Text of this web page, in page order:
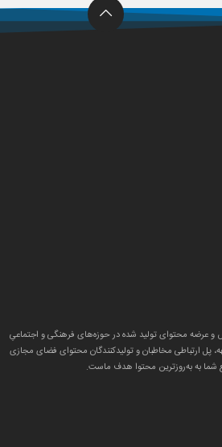
و عرضه محتوای تولید شده در حوزه‌های فرهنگی و اجتماعیِ
پل ارتباطی مخاطبان و تولید‌کنندگان محتوای فضای مجازی
به به‌روزترین محتوا هدف ماست.